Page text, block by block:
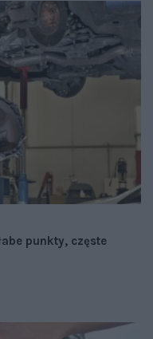
punkty, częste